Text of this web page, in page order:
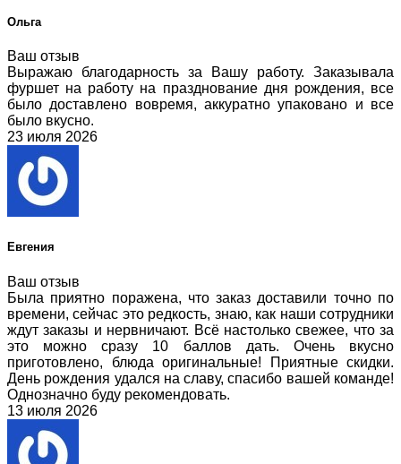
Ольга
Ваш отзыв
Выражаю благодарность за Вашу работу. Заказывала
фуршет на работу на празднование дня рождения, все
было доставлено вовремя, аккуратно упаковано и все
было вкусно.
23 июля 2026
Евгения
Ваш отзыв
Была приятно поражена, что заказ доставили точно по
времени, сейчас это редкость, знаю, как наши сотрудники
ждут заказы и нервничают. Всё настолько свежее, что за
это можно сразу 10 баллов дать. Очень вкусно
приготовлено, блюда оригинальные! Приятные скидки.
День рождения удался на славу, спасибо вашей команде!
Однозначно буду рекомендовать.
13 июля 2026